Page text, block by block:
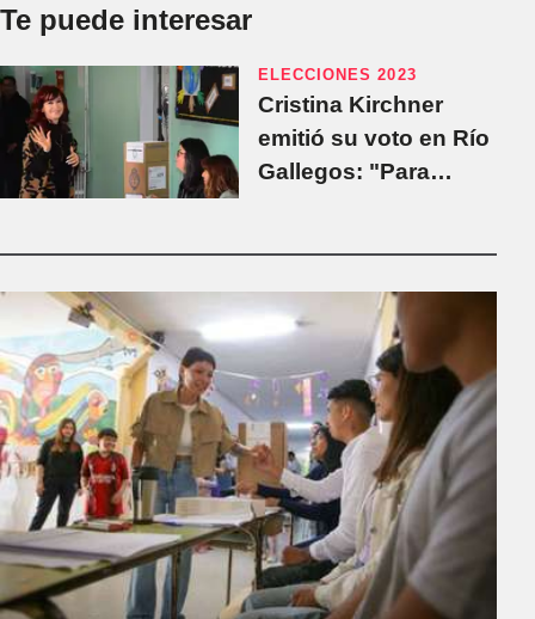
Te puede interesar
ELECCIONES 2023
Cristina Kirchner
emitió su voto en Río
Gallegos: "Para